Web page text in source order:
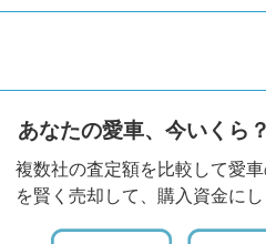
あなたの愛車、今いくら？
複数社の査定額を比較して愛
を賢く売却して、購入資金にし